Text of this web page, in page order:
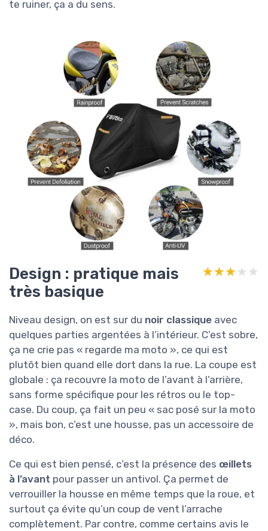
te ruiner, ça a du sens.
Design : pratique mais
très basique
★★★★★
★★★★★
Niveau design, on est sur du noir classique avec
quelques parties argentées à l’intérieur. C’est sobre,
ça ne crie pas « regarde ma moto », ce qui est
plutôt bien quand elle dort dans la rue. La coupe est
globale : ça recouvre la moto de l’avant à l’arrière,
sans forme spécifique pour les rétros ou le top-
case. Du coup, ça fait un peu « sac posé sur la moto
», mais bon, c’est une housse, pas un accessoire de
déco.
Ce qui est bien pensé, c’est la présence des œillets
à l’avant pour passer un antivol. Ça permet de
verrouiller la housse en même temps que la roue, et
surtout ça évite qu’un coup de vent l’arrache
complètement. Par contre, comme certains avis le